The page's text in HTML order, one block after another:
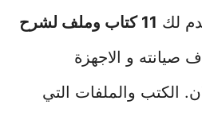
لك
11 كتاب وملف لشرح
صيانته و الاجهزة
الكتب والملفات التي